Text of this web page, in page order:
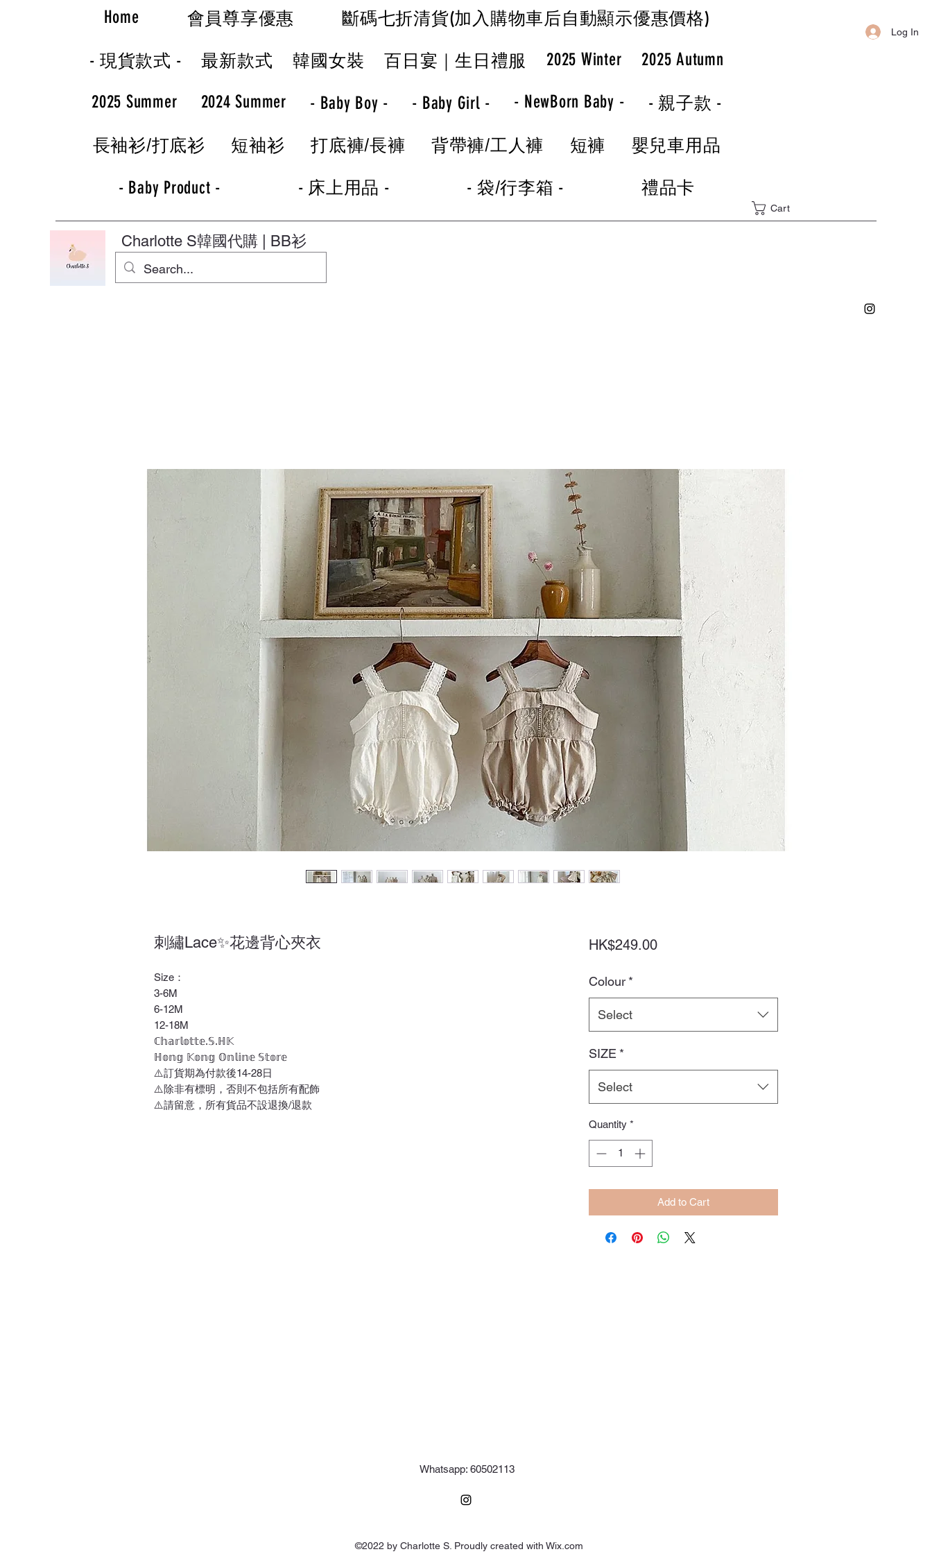
Log In
Home 會員尊享優惠 斷碼七折清貨(加入購物車后自動顯示優惠價格)
- 現貨款式 - 最新款式 韓國女裝 百日宴｜生日禮服 2025 Winter 2025 Autumn
2025 Summer 2024 Summer - Baby Boy - - Baby Girl - - NewBorn Baby - - 親子款 -
長袖衫/打底衫 短袖衫 打底褲/長褲 背帶褲/工人褲 短褲 嬰兒車用品
- Baby Product - - 床上用品 - - 袋/行李箱 - 禮品卡
Cart
Charlotte S韓國代購 | BB衫
刺繡Lace✨花邊背心夾衣
Size：
3-6M
6-12M
12-18M
ℂ𝕙𝕒𝕣𝕝𝕠𝕥𝕥𝕖.𝕊.ℍ𝕂
ℍ𝕠𝕟𝕘 𝕂𝕠𝕟𝕘 𝕆𝕟𝕝𝕚𝕟𝕖 𝕊𝕥𝕠𝕣𝕖
⚠️訂貨期為付款後14-28日
⚠️除非有標明，否則不包括所有配飾
⚠️請留意，所有貨品不設退換/退款
HK$249.00Price
Colour *
Select
SIZE *
Select
Quantity *
Add to Cart
Whatsapp: 60502113
©2022 by Charlotte S. Proudly created with Wix.com